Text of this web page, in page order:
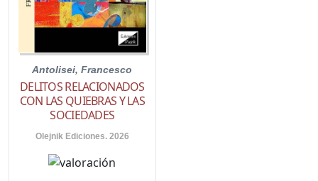
Antolisei, Francesco
DELITOS RELACIONADOS
CON LAS QUIEBRAS Y LAS
SOCIEDADES
Olejnik Ediciones. 2026